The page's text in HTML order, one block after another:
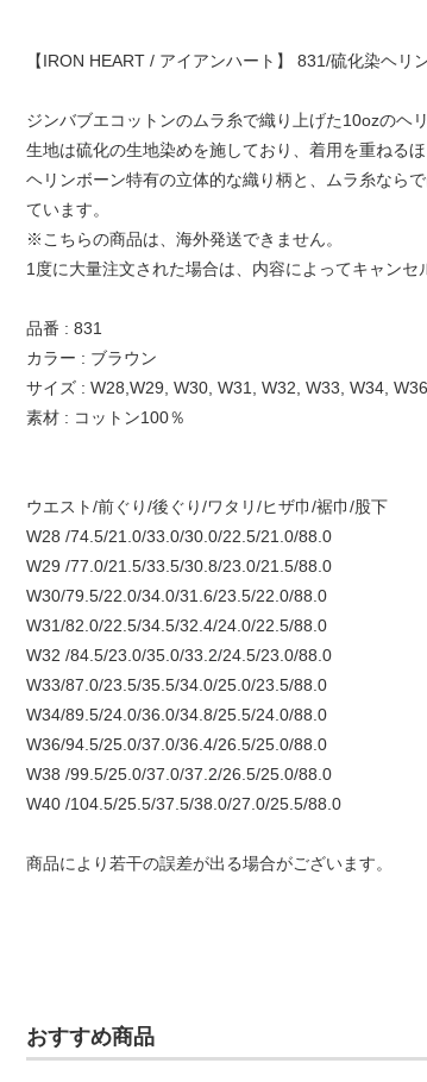
【IRON HEART / アイアンハート】 831/硫化染ヘリ
ジンバブエコットンのムラ糸で織り上げた10ozのヘ
生地は硫化の生地染めを施しており、着用を重ねる
ヘリンボーン特有の立体的な織り柄と、ムラ糸なら
ています。
※こちらの商品は、海外発送できません。
1度に大量注文された場合は、内容によってキャンセ
品番 : 831
カラー : ブラウン
サイズ : W28,W29, W30, W31, W32, W33, W34,
素材 : コットン100％
ウエスト/前ぐり/後ぐり/ワタリ/ヒザ巾/裾巾/股下
W28 /74.5/21.0/33.0/30.0/22.5/21.0/88.0
W29 /77.0/21.5/33.5/30.8/23.0/21.5/88.0
W30/79.5/22.0/34.0/31.6/23.5/22.0/88.0
W31/82.0/22.5/34.5/32.4/24.0/22.5/88.0
W32 /84.5/23.0/35.0/33.2/24.5/23.0/88.0
W33/87.0/23.5/35.5/34.0/25.0/23.5/88.0
W34/89.5/24.0/36.0/34.8/25.5/24.0/88.0
W36/94.5/25.0/37.0/36.4/26.5/25.0/88.0
W38 /99.5/25.0/37.0/37.2/26.5/25.0/88.0
W40 /104.5/25.5/37.5/38.0/27.0/25.5/88.0
商品により若干の誤差が出る場合がございます。
おすすめ商品